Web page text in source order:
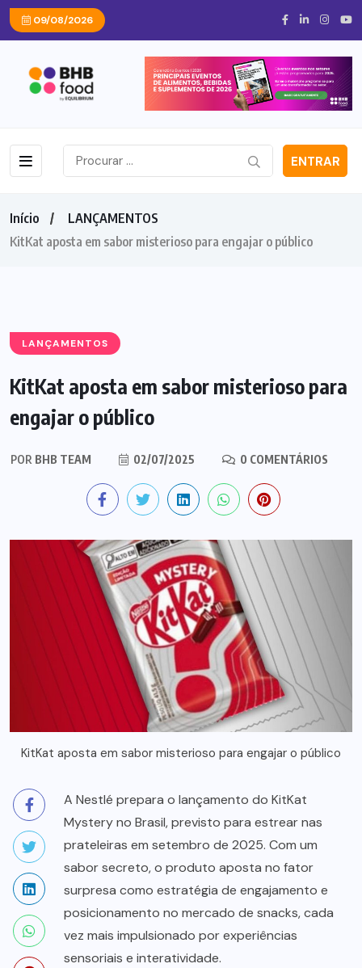
09/08/2026
ENTRAR
Início
LANÇAMENTOS
KitKat aposta em sabor misterioso para engajar o público
LANÇAMENTOS
KitKat aposta em sabor misterioso para
engajar o público
POR BHB TEAM 02/07/2025 0 COMENTÁRIOS
KitKat aposta em sabor misterioso para engajar o público
A Nestlé prepara o lançamento do KitKat
Mystery no Brasil, previsto para estrear nas
prateleiras em setembro de 2025. Com um
sabor secreto, o produto aposta no fator
surpresa como estratégia de engajamento e
posicionamento no mercado de snacks, cada
vez mais impulsionado por experiências
sensoriais e interatividade.